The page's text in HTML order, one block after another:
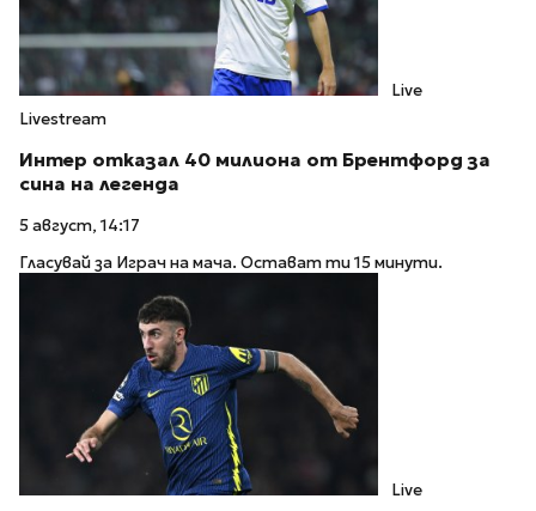
Live
Livestream
Интер отказал 40 милиона от Брентфорд за
сина на легенда
5 август, 14:17
Гласувай за Играч на мача. Остават ти 15 минути.
Live